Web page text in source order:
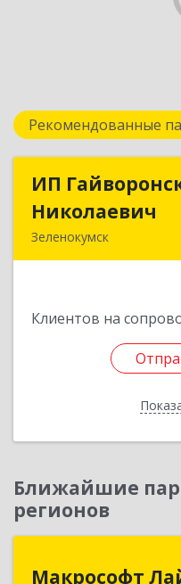
Рекомендованные
ИП
Николаевич
Зеленокумск
Клиентов на
ИП
Ближайшие
регионов
Макрософт